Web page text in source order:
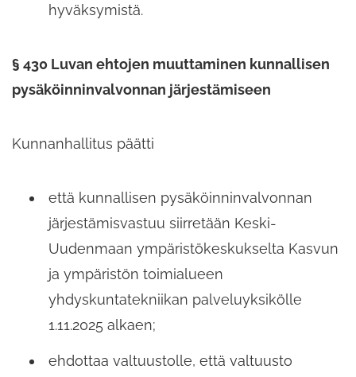
hyväksymistä.
§ 430 Luvan ehtojen muuttaminen kunnallisen
pysäköinninvalvonnan järjestämiseen
Kunnanhallitus päätti
että kunnallisen pysäköinninvalvonnan
järjestämisvastuu siirretään Keski-
Uudenmaan ympäristökeskukselta Kasvun
ja ympäristön toimialueen
yhdyskuntatekniikan palveluyksikölle
1.11.2025 alkaen;
ehdottaa valtuustolle, että valtuusto